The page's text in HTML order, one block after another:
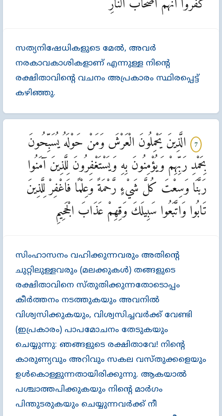
സത്യനിഷേധികളുടെ മേല്‍, അവര്‍
നരകാവകാശികളാണ്‌ എന്നുള്ള നിന്‍റെ
രക്ഷിതാവിന്‍റെ വചനം അപ്രകാരം സ്ഥിരപ്പെട്ട്‌
കഴിഞ്ഞു.
സിംഹാസനം വഹിക്കുന്നവരും അതിന്‍റെ
ചുറ്റിലുള്ളവരും (മലക്കുകള്‍) തങ്ങളുടെ
രക്ഷിതാവിനെ സ്തുതിക്കുന്നതോടൊപ്പം
കീര്‍ത്തനം നടത്തുകയും അവനില്‍
വിശ്വസിക്കുകയും, വിശ്വസിച്ചവര്‍ക്ക്‌ വേണ്ടി
(ഇപ്രകാരം) പാപമോചനം തേടുകയും
ചെയ്യുന്നു: ഞങ്ങളുടെ രക്ഷിതാവേ! നിന്‍റെ
കാരുണ്യവും അറിവും സകല വസ്തുക്കളെയും
ഉള്‍കൊള്ളുന്നതായിരിക്കുന്നു. ആകയാല്‍
പശ്ചാത്തപിക്കുകയും നിന്‍റെ മാര്‍ഗം
പിന്തുടരുകയും ചെയ്യുന്നവര്‍ക്ക്‌ നീ
7
الَّذِينَ يَحْمِلُونَ الْعَرْشَ وَمَنْ حَوْلَهُ يُسَبِّحُونَ
بِحَمْدِ رَبِّهِمْ وَيُؤْمِنُونَ بِهِ وَيَسْتَغْفِرُونَ لِلَّذِينَ آمَنُوا
رَبَّنَا وَسِعْتَ كُلَّ شَيْءٍ رَّحْمَةً وَعِلْمًا فَاغْفِرْ لِلَّذِينَ
تَابُوا وَاتَّبَعُوا سَبِيلَكَ وَقِهِمْ عَذَابَ الْجَحِيمِ